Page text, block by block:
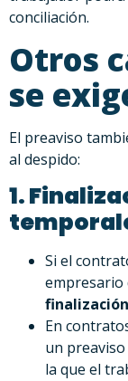
conciliación.
Otros
se
El preaviso
al despido:
1.
Si el
empresario
finalización
En
un preaviso
la que el